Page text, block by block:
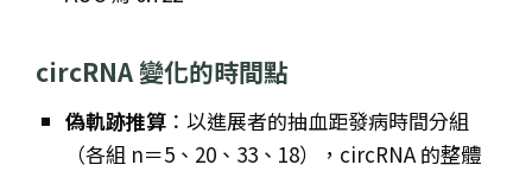
circRNA 變化的時間點
偽軌跡推算 ：以進展者的抽血距發病時間分組
（各組 n＝5、20、33、18），circRNA 的整體